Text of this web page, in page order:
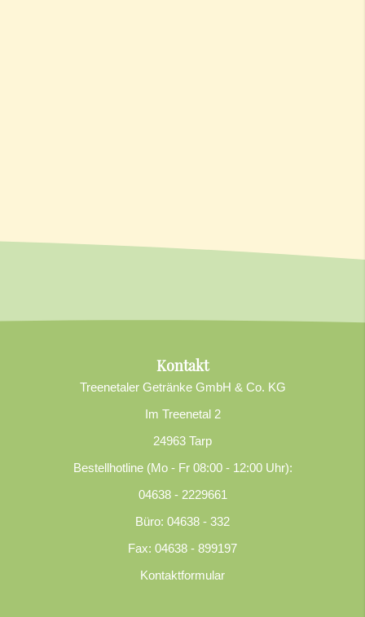
Kontakt
Treenetaler Getränke GmbH & Co. KG
Im Treenetal 2
24963 Tarp
Bestellhotline (Mo - Fr 08:00 - 12:00 Uhr):
04638 - 2229661
Büro: 04638 - 332
Fax: 04638 - 899197
Kontaktformular